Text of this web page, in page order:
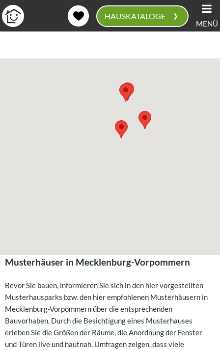
HAUSKATALOGE › MENÜ
Musterhäuser in Mecklenburg-Vorpommern
Bevor Sie bauen, informieren Sie sich in den hier vorgestellten
Musterhausparks bzw. den hier empfohlenen Musterhäusern in
Mecklenburg-Vorpommern über die entsprechenden
Bauvorhaben. Durch die Besichtigung eines Musterhauses
erleben Sie die Größen der Räume, die Anordnung der Fenster
und Türen live und hautnah. Umfragen zeigen, dass viele